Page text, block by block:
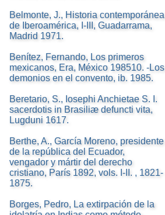
Belmonte, J., Historia contemporánea
de Iberoamérica, I-III, Guadarrama,
Madrid 1971.
Benítez, Fernando, Los primeros
mexicanos, Era, México 198510. -Los
demonios en el convento, ib. 1985.
Beretario, S., Iosephi Anchietae S. I.
sacerdotis in Brasiliæ defuncti vita,
Lugduni 1617.
Berthe, A., García Moreno, presidente
de la república del Ecuador,
vengador y mártir del derecho
cristiano, París 1892, vols. I-II. , 1821-
1875.
Borges, Pedro, La extirpación de la